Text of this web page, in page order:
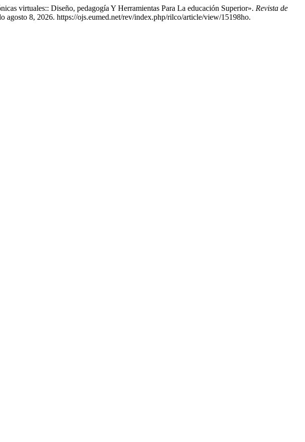
virtuales:: Diseño, pedagogía Y Herramientas Para La educación Superior». Revista de
agosto 8, 2026. https://ojs.eumed.net/rev/index.php/rilco/article/view/15198ho.